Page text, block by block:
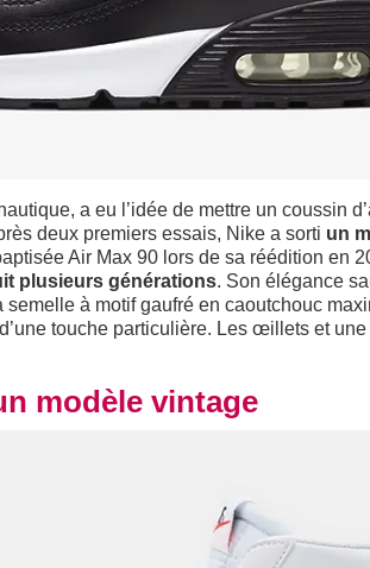
a eu l’idée de mettre un coussin
deux premiers essais, Nike a sorti un
Air Max 90 lors de sa réédition en
plusieurs générations. Son élégance
semelle à motif gaufré en caoutchouc
touche particulière. Les œillets et
modèle vintage